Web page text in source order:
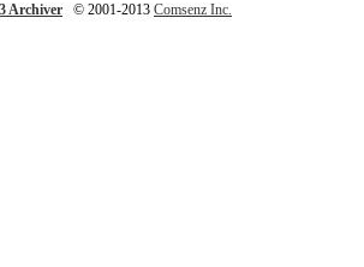
Archiver © 2001-2013 Comsenz Inc.